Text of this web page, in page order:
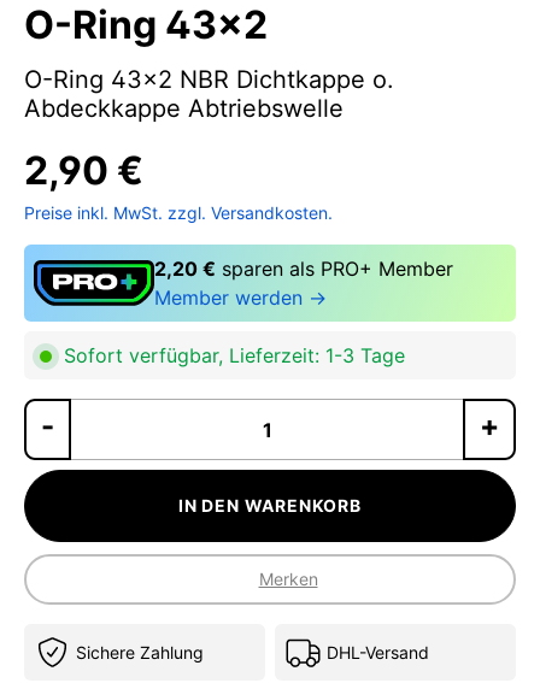
O-Ring 43x2
O-Ring 43x2 NBR Dichtkappe o.
Abdeckkappe Abtriebswelle
2,90 €
Preise inkl. MwSt. zzgl. Versandkosten.
2,20 € sparen als PRO+ Member
Member werden →
Sofort verfügbar, Lieferzeit: 1-3 Tage
IN DEN WARENKORB
Merken
Sichere Zahlung DHL-Versand